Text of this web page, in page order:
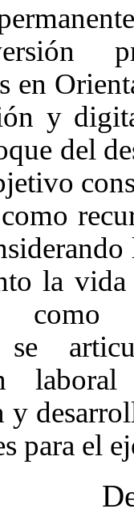
en
del
la
como
se
y
para el